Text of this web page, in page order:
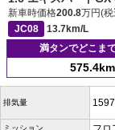
新車時価格200.8万円(
JC08
13.7km/L
満タンでどこま
575.4km
排気量
ミッション